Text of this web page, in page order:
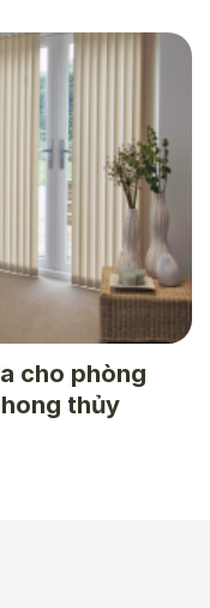
cho phòng
thủy